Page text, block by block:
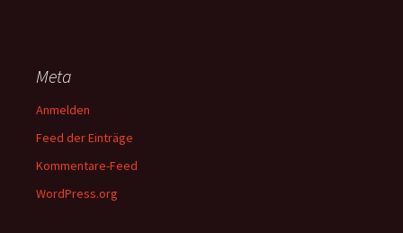
Meta
Anmelden
Feed der Einträge
Kommentare-Feed
WordPress.org